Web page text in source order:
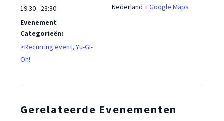
19:30 - 23:30
Evenement
Categorieën:
>Recurring event, Yu-Gi-
Oh!
Nederland + Google Maps
Gerelateerde Evenementen